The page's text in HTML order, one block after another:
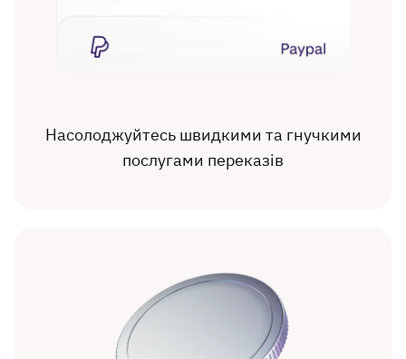
Насолоджуйтесь швидкими та гнучкими
послугами переказів